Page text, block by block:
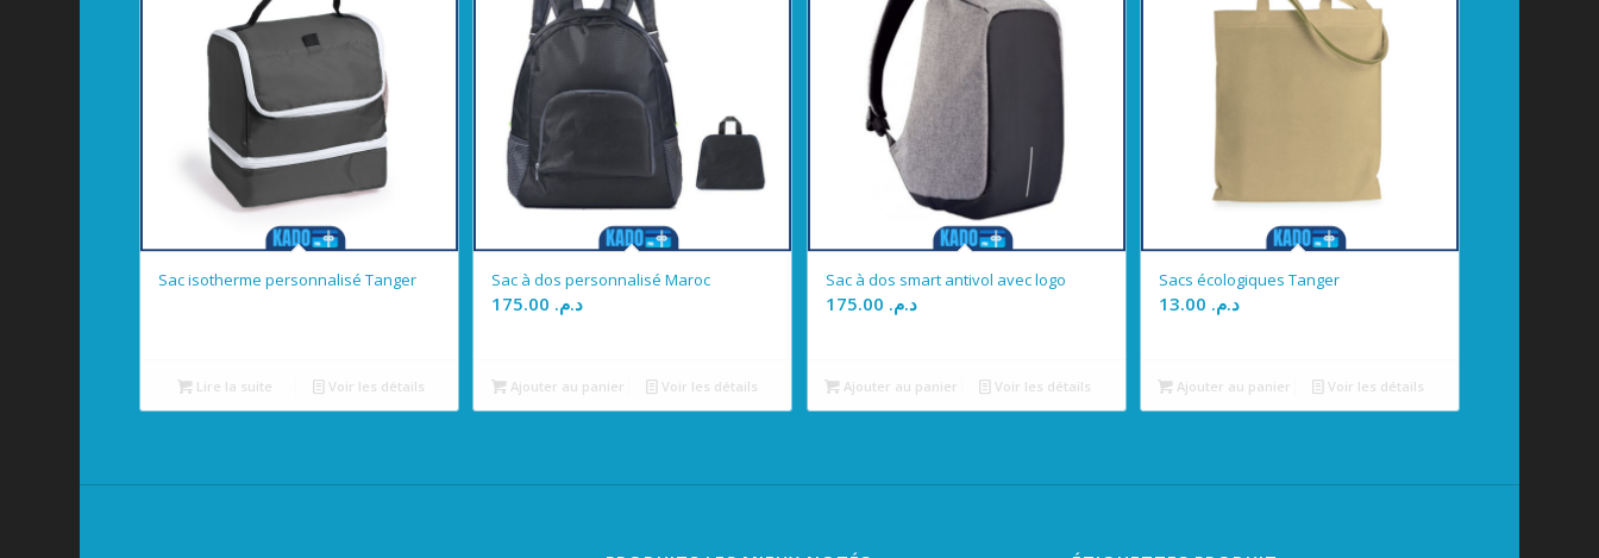
Sac isotherme personnalisé Tanger
Lire la suite Voir les détails
Sac à dos personnalisé Maroc
د.م.
Ajouter au panier Voir les détails
Sac à dos smart antivol avec logo
د.م.
Ajouter au panier Voir les détails
Sacs écologiques Tanger
د.م.
Ajouter au panier Voir les détails